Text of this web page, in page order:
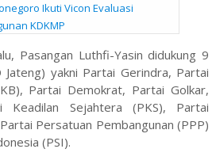
Ikuti Vicon Evaluasi
KDKMP
Pasangan Luthfi-Yasin didukung 9
yakni Partai Gerindra, Partai
Partai Demokrat, Partai Golkar,
Keadilan Sejahtera (PKS), Partai
Persatuan Pembangunan (PPP)
(PSI).